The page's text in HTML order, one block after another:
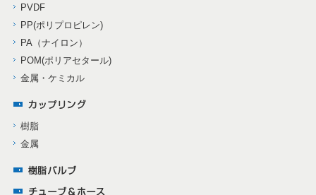
PVDF
PP(ポリプロピレン)
PA（ナイロン）
POM(ポリアセタール)
金属・ケミカル
樹脂
金属